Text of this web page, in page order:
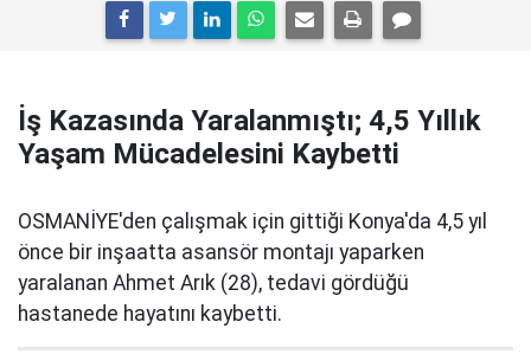
İş Kazasında Yaralanmıştı; 4,5 Yıllık
Yaşam Mücadelesini Kaybetti
OSMANİYE'den çalışmak için gittiği Konya'da 4,5 yıl
önce bir inşaatta asansör montajı yaparken
yaralanan Ahmet Arık (28), tedavi gördüğü
hastanede hayatını kaybetti.